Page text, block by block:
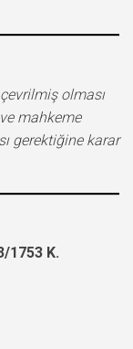
çevrilmiş olması
mahkeme
gerektiğine karar
K.